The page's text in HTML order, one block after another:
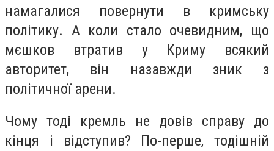
намагалися повернути в кримську
політику. А коли стало очевидним, що
мєшков втратив у Криму всякий
авторитет, він назавжди зник з
політичної арени.
Чому тоді кремль не довів справу до
кінця і відступив? По-перше, тодішній